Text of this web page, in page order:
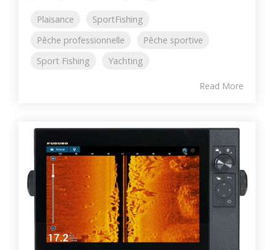
Plaisance
SportFishing
Pêche professionnelle
Pêche sportive
Sport Fishing
Yachting
Read More